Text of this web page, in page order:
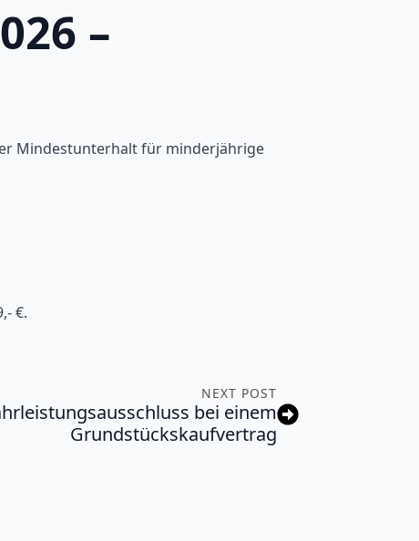
–
Mindestunterhalt für minderjährige
€.
NEXT POST
bei einem
Grundstückskaufvertrag